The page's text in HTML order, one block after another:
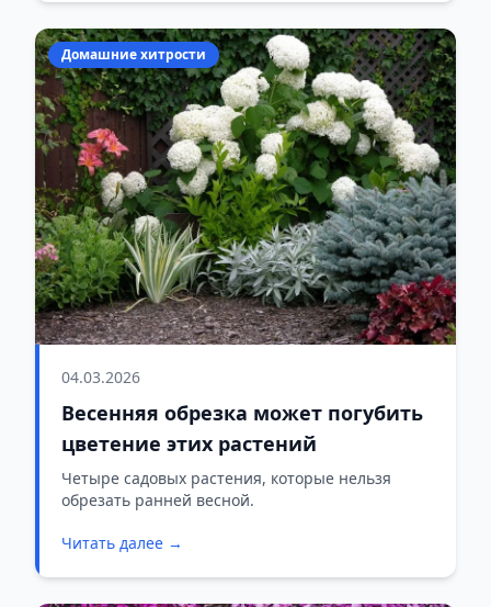
Домашние хитрости
04.03.2026
Весенняя обрезка может погубить
цветение этих растений
Четыре садовых растения, которые нельзя
обрезать ранней весной.
Читать далее →